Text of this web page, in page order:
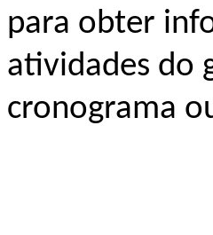
para obter
atividades do
cronograma